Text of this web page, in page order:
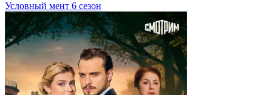
Условный мент 6 сезон